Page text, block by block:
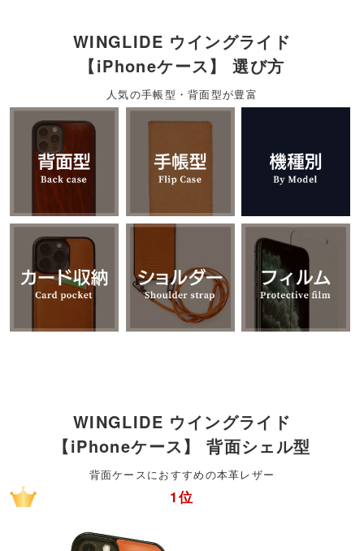
WINGLIDE ウイングライド
【iPhoneケース】 選び方
人気の手帳型・背面型が豊富
WINGLIDE ウイングライド
【iPhoneケース】 背面シェル型
背面ケースにおすすめの本革レザー
1位